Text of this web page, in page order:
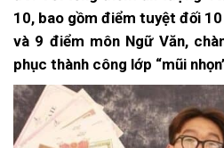
10, bao gồm điểm tuyệt đối
và 9 điểm môn Ngữ Văn,
phục thành công lớp “mũi